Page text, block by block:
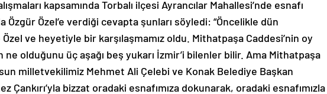
kapsamında Torbalı ilçesi Ayrancılar Mahallesi’nde esnafı
Özgür Özel’e verdiği cevapta şunları söyledi: “Öncelikle dün
ve heyetiyle bir karşılaşmamız oldu. Mithatpaşa Caddesi’nin oy
olduğunu üç aşağı beş yukarı İzmir’i bilenler bilir. Ama Mithatpaşa
milletvekilimiz Mehmet Ali Çelebi ve Konak Belediye Başkan
Çankırı’yla bizzat oradaki esnafımıza dokunarak, oradaki esnafımızla